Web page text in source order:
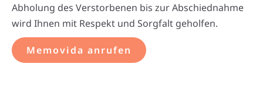
Abholung des Verstorbenen bis zur Abschiednahme
wird Ihnen mit Respekt und Sorgfalt geholfen.
Memovida anrufen